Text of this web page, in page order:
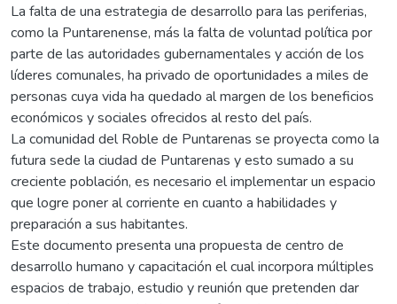
La falta de una estrategia de desarrollo para las periferias,
como la Puntarenense, más la falta de voluntad política por
parte de las autoridades gubernamentales y acción de los
líderes comunales, ha privado de oportunidades a miles de
personas cuya vida ha quedado al margen de los beneficios
económicos y sociales ofrecidos al resto del país.
La comunidad del Roble de Puntarenas se proyecta como la
futura sede la ciudad de Puntarenas y esto sumado a su
creciente población, es necesario el implementar un espacio
que logre poner al corriente en cuanto a habilidades y
preparación a sus habitantes.
Este documento presenta una propuesta de centro de
desarrollo humano y capacitación el cual incorpora múltiples
espacios de trabajo, estudio y reunión que pretenden dar